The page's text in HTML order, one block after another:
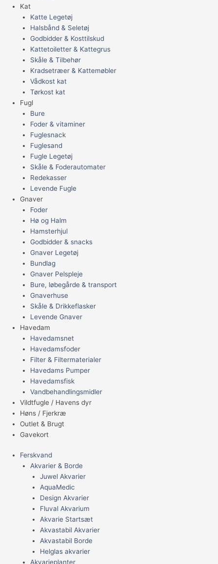
Kat
Katte Legetøj
Halsbånd & Seletøj
Godbidder & Kosttilskud
Kattetoiletter & Kattegrus
Skåle & Tilbehør
Kradsetræer & Kattemøbler
Vådkost kat
Tørkost kat
Fugl
Bure
Foder & vitaminer
Fuglesnack
Fuglesand
Fugle Legetøj
Skåle & Foderautomater
Redekasser
Levende Fugle
Gnaver
Foder
Hø og Halm
Hamsterhjul
Godbidder & snacks
Gnaver Legetøj
Bundlag
Gnaver Pelspleje
Bure, løbegårde & transport
Gnaverhuse
Skåle & Drikkeflasker
Levende Gnaver
Havedam
Havedamsnet
Havedamsfoder
Filter & Filtermaterialer
Havedams Pumper
Havedamsfisk
Vandbehandlingsmidler
Vildtfugle / Havens dyr
Høns / Fjerkræ
Outlet & Brugt
Gavekort
Ferskvand
Akvarier & Borde
Juwel Akvarier
AquaMedic
Design Akvarier
Fluval Akvarium
Akvarie Startsæt
Akvastabil Akvarier
Akvastabil Borde
Helglas akvarier
Akvarieplanter